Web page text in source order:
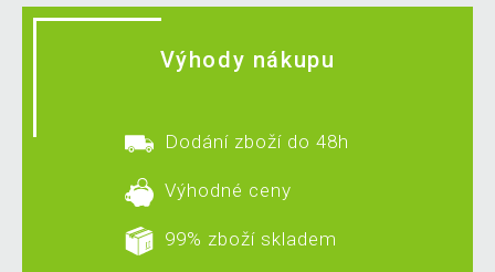
Výhody nákupu
Dodání zboží do 48h
Výhodné ceny
99% zboží skladem